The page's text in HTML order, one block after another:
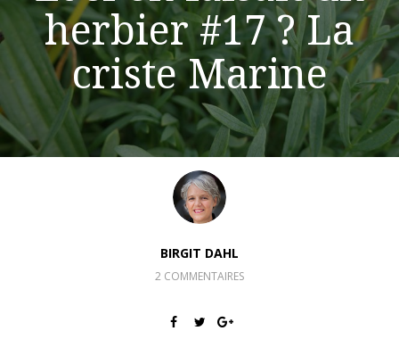
herbier #17 ? La
criste Marine
BIRGIT DAHL
2 COMMENTAIRES